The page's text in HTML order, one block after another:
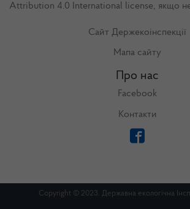
Attribution 4.0 International license, якщо
Сайт Держекоінспекції
Мапа сайту
Про нас
Facebook
Контакти
Copyright © 2023. Державна екологічна